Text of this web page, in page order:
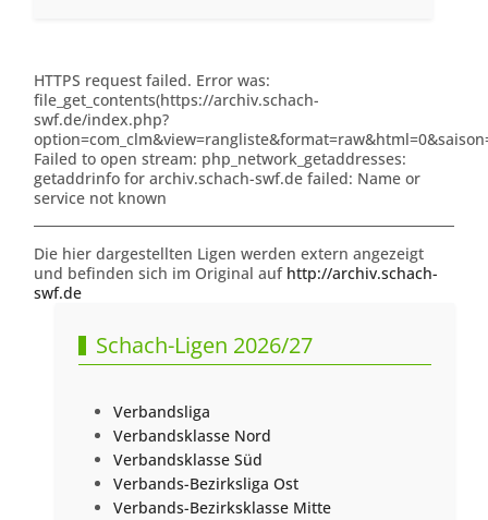
HTTPS request failed. Error was:
file_get_contents(https://archiv.schach-
swf.de/index.php?
Failed to open stream: php_network_getaddresses:
getaddrinfo for archiv.schach-swf.de failed: Name or
service not known
Die hier dargestellten Ligen werden extern angezeigt
und befinden sich im Original auf http://archiv.schach-
swf.de
Schach-Ligen 2026/27
Verbandsliga
Verbandsklasse Nord
Verbandsklasse Süd
Verbands-Bezirksliga Ost
Verbands-Bezirksklasse Mitte